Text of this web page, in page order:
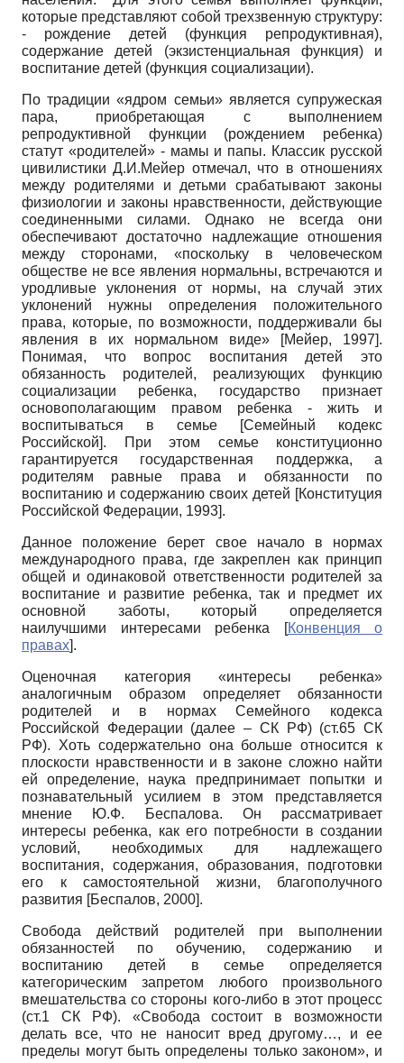
которые представляют собой трехзвенную структуру:
- рождение детей (функция репродуктивная),
содержание детей (экзистенциальная функция) и
воспитание детей (функция социализации).
По традиции «ядром семьи» является супружеская
пара, приобретающая с выполнением
репродуктивной функции (рождением ребенка)
статут «родителей» - мамы и папы. Классик русской
цивилистики Д.И.Мейер отмечал, что в отношениях
между родителями и детьми срабатывают законы
физиологии и законы нравственности, действующие
соединенными силами. Однако не всегда они
обеспечивают достаточно надлежащие отношения
между сторонами, «поскольку в человеческом
обществе не все явления нормальны, встречаются и
уродливые уклонения от нормы, на случай этих
уклонений нужны определения положительного
права, которые, по возможности, поддерживали бы
явления в их нормальном виде»
[Мейер, 1997].
Понимая, что вопрос воспитания детей это
обязанность родителей, реализующих функцию
социализации ребенка, государство признает
основополагающим правом ребенка - жить и
воспитываться в семье
[Семейный кодекс
Российской]. При этом семье конституционно
гарантируется государственная поддержка, а
родителям равные права и обязанности по
воспитанию и содержанию своих детей [Конституция
Российской Федерации, 1993].
Данное положение берет свое начало в нормах
международного права, где закреплен как принцип
общей и одинаковой ответственности родителей за
воспитание и развитие ребенка, так и предмет их
основной заботы, который определяется
наилучшими интересами ребенка
[Конвенция о
правах].
Оценочная категория «интересы ребенка»
аналогичным образом определяет обязанности
родителей и в нормах Семейного кодекса
Российской Федерации (далее – СК РФ) (ст.65 СК
РФ). Хоть содержательно она больше относится к
плоскости нравственности и в законе сложно найти
ей определение, наука предпринимает попытки и
познавательный усилием в этом представляется
мнение Ю.Ф. Беспалова. Он рассматривает
интересы ребенка, как его потребности в создании
условий, необходимых для надлежащего
воспитания, содержания, образования, подготовки
его к самостоятельной жизни, благополучного
развития [Беспалов, 2000].
Свобода действий родителей при выполнении
обязанностей по обучению, содержанию и
воспитанию детей в семье определяется
категорическим запретом любого произвольного
вмешательства со стороны кого-либо в этот процесс
(ст.1 СК РФ). «Свобода состоит в возможности
делать все, что не наносит вред другому…, и ее
пределы могут быть определены только законом», и